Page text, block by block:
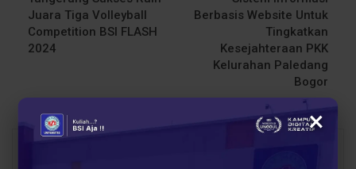
Juara Tiga Volleyball
Competition BSI FLASH
2024
Berbasis Website Untuk
Tingkatkan
Kesejahteraan PKK
Kelurahan Paledang
Bogor
×